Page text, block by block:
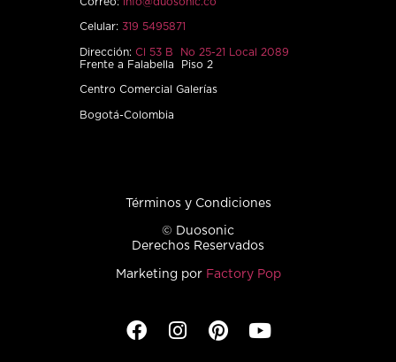
Celular: 319 5495871
Dirección: Cl 53 B No 25-21 Local 2089
Frente a Falabella Piso 2
Centro Comercial Galerías
Bogotá-Colombia
Términos y Condiciones
© Duosonic
Derechos Reservados
Marketing por Factory Pop